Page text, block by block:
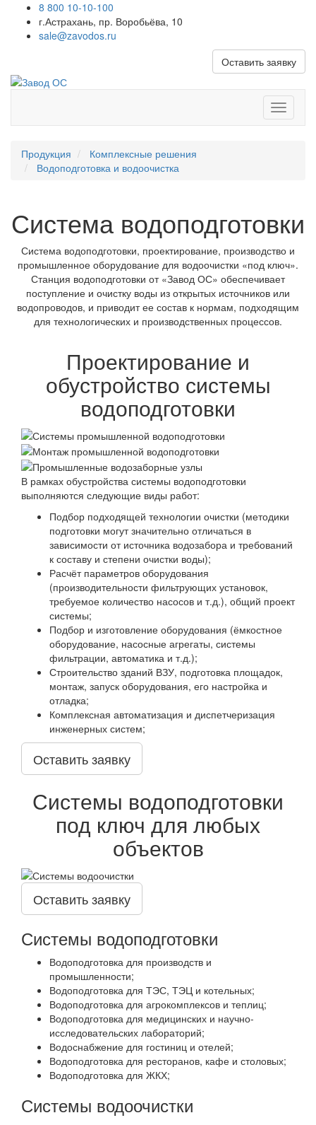
8 800 10-10-100
г.Астрахань, пр. Воробьёва, 10
sale@zavodos.ru
Оставить заявку
меню
Продукция
Комплексные решения
Водоподготовка и водоочистка
Система водоподготовки
Система водоподготовки, проектирование, производство и
промышленное оборудование для водоочистки «под ключ».
Станция водоподготовки от «Завод ОС» обеспечивает
поступление и очистку воды из открытых источников или
водопроводов, и приводит ее состав к нормам, подходящим
для технологических и производственных процессов.
Проектирование и
обустройство системы
водоподготовки
В рамках обустройства системы водоподготовки
выполняются следующие виды работ:
Подбор подходящей технологии очистки (методики
подготовки могут значительно отличаться в
зависимости от источника водозабора и требований
к составу и степени очистки воды);
Расчёт параметров оборудования
(производительности фильтрующих установок,
требуемое количество насосов и т.д.), общий проект
системы;
Подбор и изготовление оборудования (ёмкостное
оборудование, насосные агрегаты, системы
фильтрации, автоматика и т.д.);
Строительство зданий ВЗУ, подготовка площадок,
монтаж, запуск оборудования, его настройка и
отладка;
Комплексная автоматизация и диспетчеризация
инженерных систем;
Оставить заявку
Системы водоподготовки
под ключ для любых
объектов
Оставить заявку
Системы водоподготовки
Водоподготовка для производств и
промышленности;
Водоподготовка для ТЭС, ТЭЦ и котельных;
Водоподготовка для агрокомплексов и теплиц;
Водоподготовка для медицинских и научно-
исследовательских лабораторий;
Водоснабжение для гостиниц и отелей;
Водоподготовка для ресторанов, кафе и столовых;
Водоподготовка для ЖКХ;
Системы водоочистки